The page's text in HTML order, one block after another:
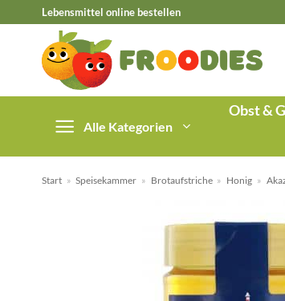
springen
Lebensmittel online bestellen
Alle Kategorien
Obst &
Start » Speisekammer » Brotaufstriche » Honig »